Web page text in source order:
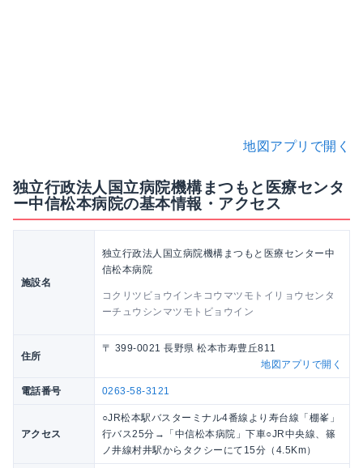
地図アプリで開く
独立行政法人国立病院機構まつもと医療センタ
ー中信松本病院の基本情報・アクセス
施設名
独立行政法人国立病院機構まつもと医療センター中
信松本病院
コクリツビョウインキコウマツモトイリョウセンタ
ーチュウシンマツモトビョウイン
住所
〒 399-0021 長野県 松本市寿豊丘811
地図アプリで開く
電話番号 0263-58-3121
アクセス
○JR松本駅バスターミナル4番線より寿台線「棚峯」
行バス25分→「中信松本病院」下車○JR中央線、篠
ノ井線村井駅からタクシーにて15分（4.5Km）